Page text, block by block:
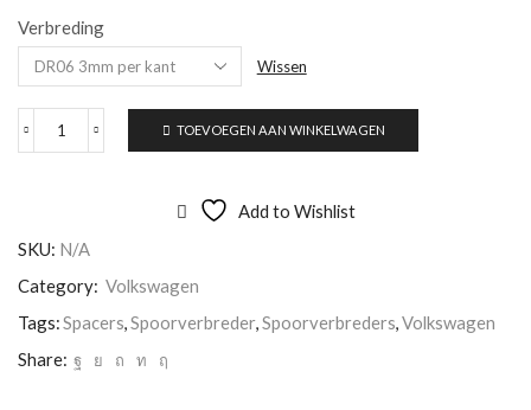
Verbreding
Wissen
TOEVOEGEN AAN WINKELWAGEN
Add to Wishlist
SKU: N/A
Category: Volkswagen
Tags:Spacers,Spoorverbreder,Spoorverbreders,Volkswagen
Share: